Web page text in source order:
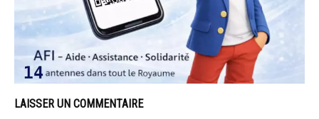
LAISSER UN COMMENTAIRE